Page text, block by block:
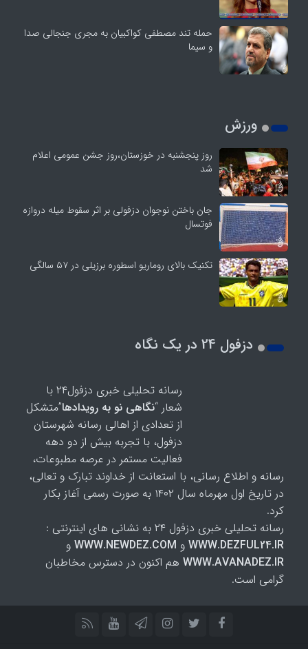
حمله تند مصطفی کواکبیان به مجری جنجالی صدا
و سیما
ورزش
روز پنجشنبه در خوزستان،روز جشن عمومی اعلام
شد
جان باختن نوجوان دزفولی بر اثر سقوط میله دروازه
فوتسال
تکنیک بالای روماریو اسطوره برزیلی در ۵۷ سالگی
دزفول 24 در یک نگاه
رسانه تحلیلی خبری دزفول۲۴ با
شعار “نگاهی نو به رویدادها”متشکل
از تعدادی از اهالی رسانه شهرستان دزفول، با تجربه بیش از
دو دهه فعالیت مستمر در عرصه مطبوعات، رسانه و اطلاع
رسانی، با استعانت از خداوند تبارک و تعالی، در تاریخ اول
مهرماه سال ۱۴۰۲ به صورت رسمی آغاز بکار کرد.
رسانه تحلیلی خبری دزفول ۲۴ به نشانی های اینترنتی :
WWW.DEZFUL24.IR
WWW.AVANADEZ.IRهم اکنون در دسترس مخاطبان
گرامی است.
تمام حقوق مادی و معنوی این رسانه محفوظ، و استفاده از مطالب با ذکر